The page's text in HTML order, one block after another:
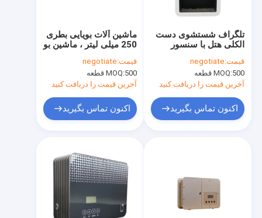
ماشین آلات بویایی بطری
250 میلی لیتر ، ماشین بو
قیمت:negotiate
MOQ:500 قطعه
آخرین قیمت را دریافت کنید
اکنون تماس بگیرید
تلگراف شستشوی دست
الکلی هتل با سنسور
قیمت:negotiate
MOQ:500 قطعه
آخرین قیمت را دریافت کنید
اکنون تماس بگیرید